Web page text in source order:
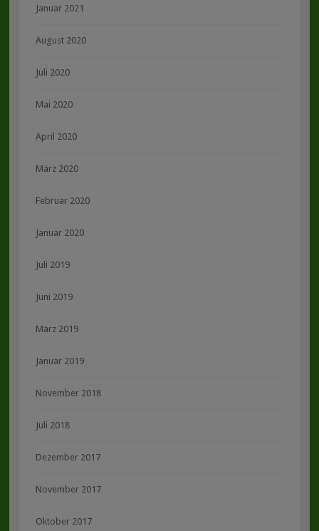
Januar 2021
August 2020
Juli 2020
Mai 2020
April 2020
März 2020
Februar 2020
Januar 2020
Juli 2019
Juni 2019
März 2019
Januar 2019
November 2018
Juli 2018
Dezember 2017
November 2017
Oktober 2017